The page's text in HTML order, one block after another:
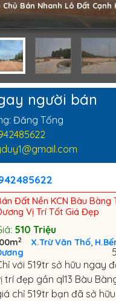
Chủ Bán Nhanh Lô Đất Cạnh
người bán
Đăng Tống
Đất Nền KCN Bàu Bàng
Vị Trí Tốt Giá Đẹp
510 Triệu
2 X.Trừ Văn Thố,
với 519tr sở hữu ngay
trí đẹp gần ql13 Bàu
chỉ 519tr bạn đã sở